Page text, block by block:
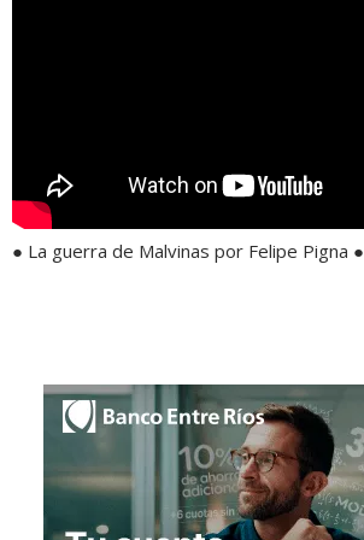
● La guerra de Malvinas por Felipe Pigna ●